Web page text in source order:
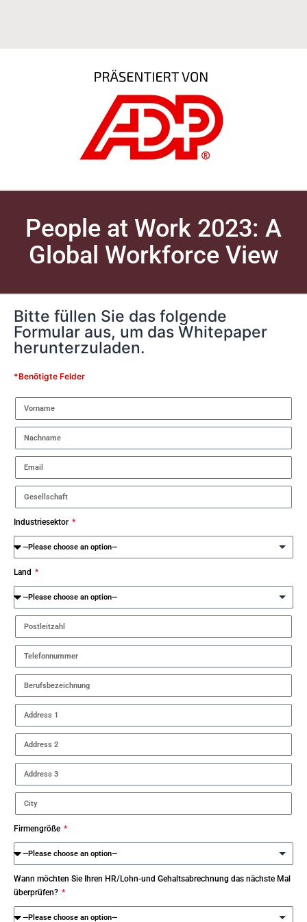
People at Work 2023: A
Global Workforce View
Bitte füllen Sie das folgende
Formular aus, um das Whitepaper
herunterzuladen.
*Benötigte Felder
Industriesektor
Land
Firmengröße
Wann möchten Sie Ihren HR/Lohn-und Gehaltsabrechnung das nächste Mal
überprüfen?